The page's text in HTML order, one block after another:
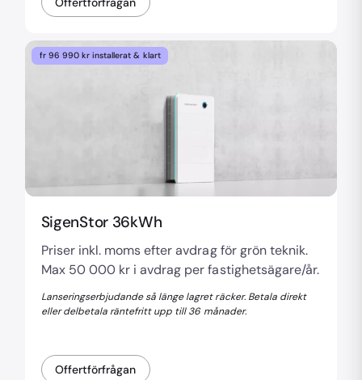
fr 96 990 kr installerat & klart
SigenStor 36kWh
Priser inkl. moms efter avdrag för grön teknik.
Max 50 000 kr i avdrag per fastighetsägare/år.
Lanseringserbjudande så länge lagret räcker. Betala direkt
eller delbetala räntefritt upp till 36 månader.
Offertförfrågan